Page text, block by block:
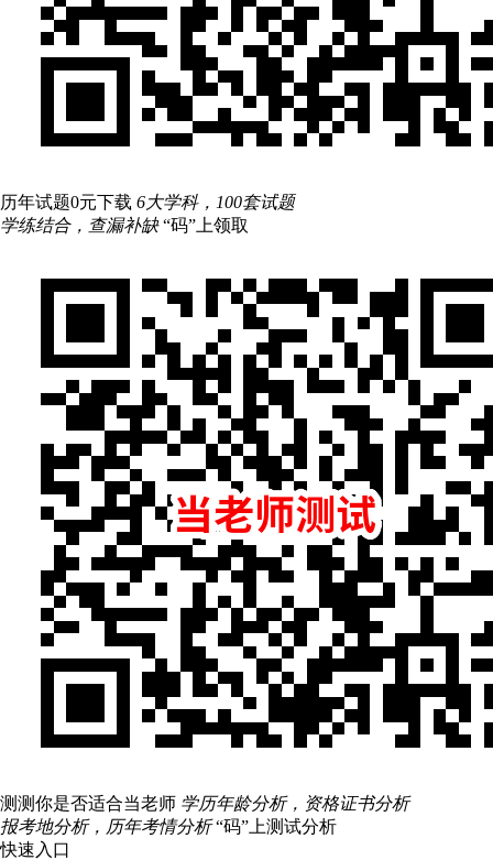
历年试题0元下载 6大学科，100套试题
学练结合，查漏补缺 “码”上领取
测测你是否适合当老师 学历年龄分析，资格证书分析
报考地分析，历年考情分析 “码”上测试分析
快速入口